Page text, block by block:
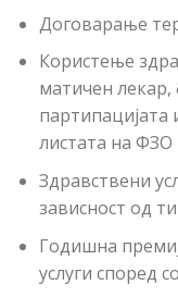
Договарање
Користење
матичен
партипацијата
листата на ФЗО
Здравствени
зависност од
Годишна
услуги според